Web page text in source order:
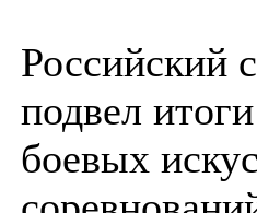
Российский
подвел
боевых